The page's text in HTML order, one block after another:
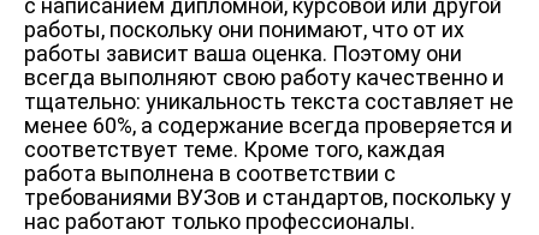
работы, поскольку они понимают, что от их
работы зависит ваша оценка. Поэтому они
всегда выполняют свою работу качественно и
тщательно: уникальность текста составляет не
менее 60%, а содержание всегда проверяется и
соответствует теме. Кроме того, каждая
работа выполнена в соответствии с
требованиями ВУЗов и стандартов, поскольку у
нас работают только профессионалы.